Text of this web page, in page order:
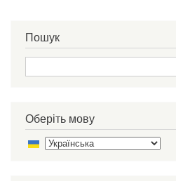
Пошук
Оберіть мову